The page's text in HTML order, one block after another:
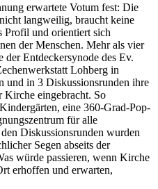
erwartete Votum fest: Die
langweilig, braucht keine
Profil und orientiert sich
der Menschen. Mehr als vier
der Entdeckersynode des Ev.
Lohberg in
und in 3 Diskussionsrunden ihre
eingebracht. So
eine 360-Grad-Pop-
für alle
Diskussionsrunden wurden
Segen abseits der
würde passieren, wenn Kirche
erhoffen und erwarten,